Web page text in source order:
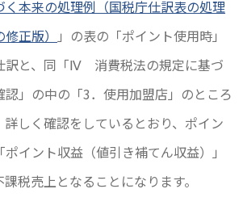
く本来の処理例（国税庁仕訳表の処理
正版）
」の表の「ポイント使用時」
訳と、同「Ⅳ 消費税法の規定に基づ
認」の中の「3．使用加盟店」のところ
しく確認をしているとおり、ポイン
イント収益（値引き補てん収益）」
税売上となることになります。